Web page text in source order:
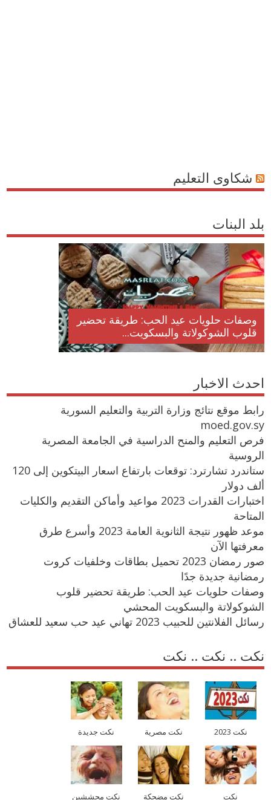
شكاوى التعليم
بلد البنات
وصفات حلويات عيد الحب: طريقة تحضير
قلوب الشوكولاتة والبسكويت...
احدث الاخبار
رابط موقع نتائج وزارة التربية والتعليم السورية
moed.gov.sy
فرص التعليم والمنح الدراسية في الجامعة المصرية
الروسية
ستاندرد تشارترد: توقعات بارتفاع اسعار البيتكوين إلى 120
ألف دولار
اختبارات القدرات 2023 مواعيد وأماكن التقديم والكليات
المتاحة
موعد ظهور نتيجة الثانوية العامة 2023 وأسرع طرق
معرفتها الآن
صور رمضان 2023 تحميل بطاقات وخلفيات كروت
رمضانية جديدة جدًا
وصفات حلويات عيد الحب: طريقة تحضير قلوب
الشوكولاتة والبسكويت المحشي
رسائل الفلانتين للحبيب 2023 تهاني عيد حب سعيد للعشاق
نكت .. نكت .. نكت
نكت 2023 نكت مصرية نكت جديدة
نكت نكت مضحكة نكت محششين